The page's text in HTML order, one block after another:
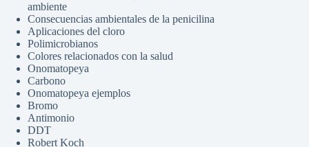
ambiente
Consecuencias ambientales de la penicilina
Aplicaciones del cloro
Polimicrobianos
Colores relacionados con la salud
Onomatopeya
Carbono
Onomatopeya ejemplos
Bromo
Antimonio
DDT
Robert Koch